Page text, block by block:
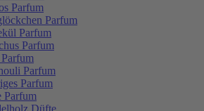
Parfum
Parfum
Parfum
Parfum
Parfum
Parfum
Parfum
Düfte